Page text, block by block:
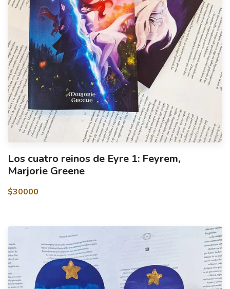
Los cuatro reinos de Eyre 1: Feyrem,
Marjorie Greene
$30000